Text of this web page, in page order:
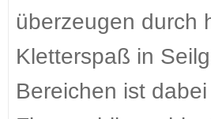
überzeugen durch
Kletterspaß in
Bereichen ist